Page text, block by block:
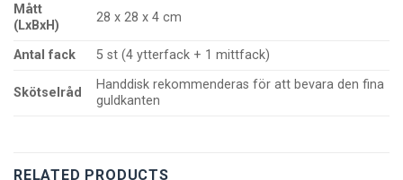
Mått
(LxBxH)
28 x 28 x 4 cm
Antal fack 5 st (4 ytterfack + 1 mittfack)
Skötselråd
Handdisk rekommenderas för att bevara den fina
guldkanten
RELATED PRODUCTS